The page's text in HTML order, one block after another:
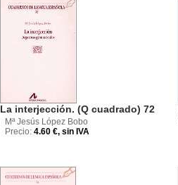
La interjección. (Q cuadrado) 72
Mª Jesús López Bobo
Precio: 4.60 €, sin IVA